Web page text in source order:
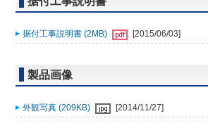
据付工事説明書 (2MB) [2015/06/03]
製品画像
外観写真 (209KB) [2014/11/27]